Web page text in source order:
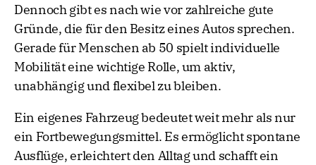
Dennoch gibt es nach wie vor zahlreiche gute
Gründe, die für den Besitz eines Autos sprechen.
Gerade für Menschen ab 50 spielt individuelle
Mobilität eine wichtige Rolle, um aktiv,
unabhängig und flexibel zu bleiben.
Ein eigenes Fahrzeug bedeutet weit mehr als nur
ein Fortbewegungsmittel. Es ermöglicht spontane
Ausflüge, erleichtert den Alltag und schafft ein